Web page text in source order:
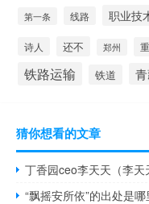
第一条 线路 职业技
诗人 还不 郑州
铁路运输 铁道
猜你想看的文章
丁香园ceo李天天（李天
“飘摇安所依”的出处是哪